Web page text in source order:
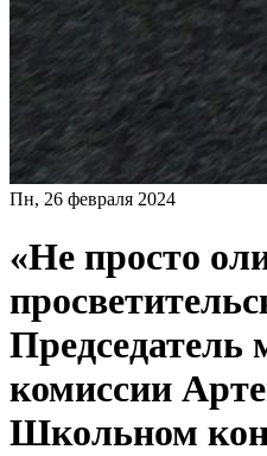
Пн, 26 февраля 2024
«Не просто
Председатель
комиссии
Школьном